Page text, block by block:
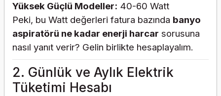
Yüksek Güçlü Modeller: 40-60 Watt
Peki, bu Watt değerleri fatura bazında banyo
aspiratörü ne kadar enerji harcar sorusuna
nasıl yanıt verir? Gelin birlikte hesaplayalım.
2. Günlük ve Aylık Elektrik
Tüketimi Hesabı